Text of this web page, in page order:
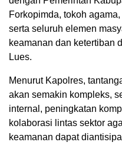
Forkopimda, tokoh
serta seluruh elemen
keamanan dan ketertiban
Lues.
Menurut Kapolres,
akan semakin kompleks,
internal, peningkatan
kolaborasi lintas sektor
keamanan dapat